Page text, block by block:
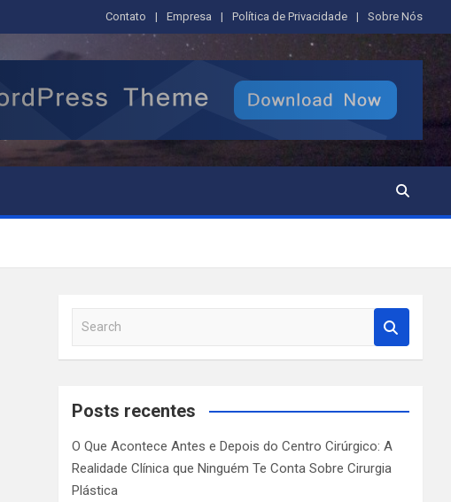
Contato Empresa Política de Privacidade Sobre Nós
a
c
Posts recentes
O Que Acontece Antes e Depois do Centro Cirúrgico: A
Realidade Clínica que Ninguém Te Conta Sobre Cirurgia
Plástica